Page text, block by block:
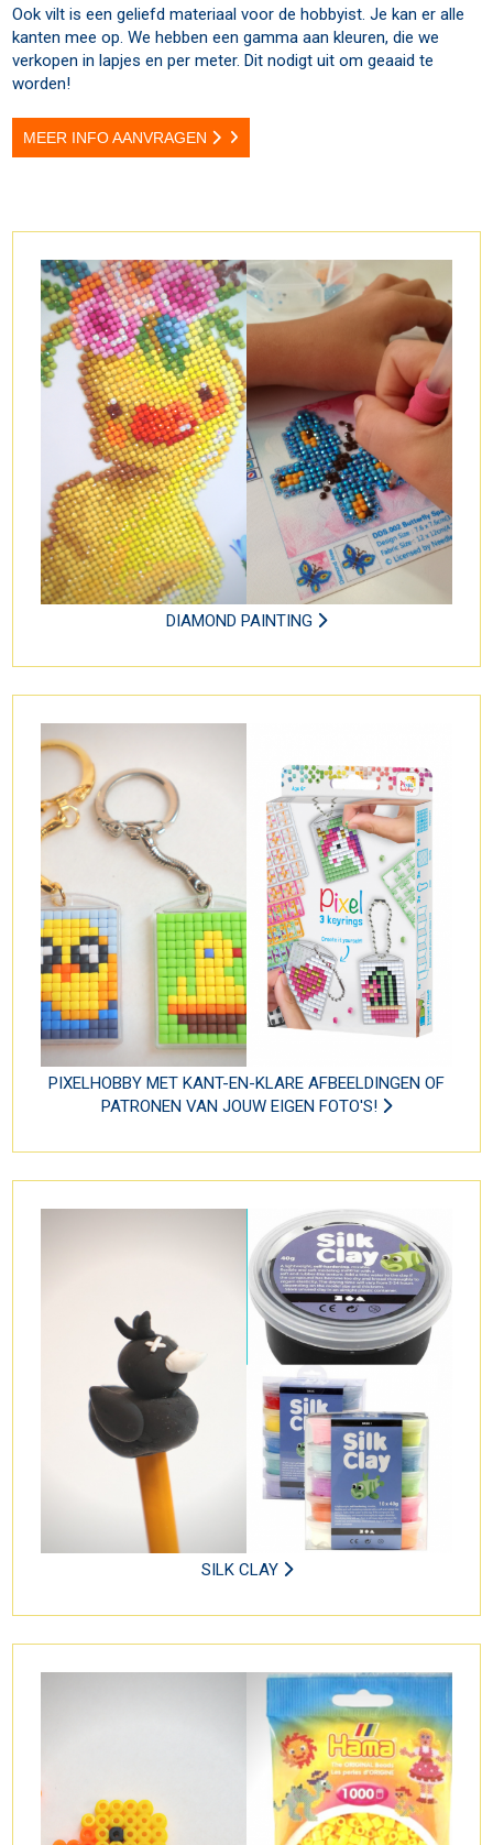
Ook vilt is een geliefd materiaal voor de hobbyist. Je kan er alle
kanten mee op. We hebben een gamma aan kleuren, die we
verkopen in lapjes en per meter. Dit nodigt uit om geaaid te
worden!
MEER INFO AANVRAGEN
DIAMOND PAINTING
PIXELHOBBY MET KANT-EN-KLARE AFBEELDINGEN OF
PATRONEN VAN JOUW EIGEN FOTO'S!
SILK CLAY